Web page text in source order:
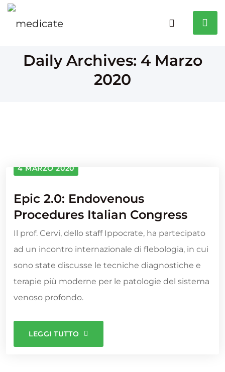
Daily Archives: 4 Marzo
2020
4 MARZO 2020
Epic 2.0: Endovenous
Procedures Italian Congress
Il prof. Cervi, dello staff Ippocrate, ha partecipato
ad un incontro internazionale di flebologia, in cui
sono state discusse le tecniche diagnostiche e
terapie più moderne per le patologie del sistema
venoso profondo.
LEGGI TUTTO